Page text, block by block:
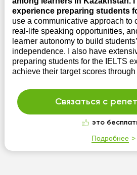
experience preparing students
use a communicative approach to
real-life speaking opportunities,
learner autonomy to build
independence. I also have
preparing students for the IELTS
achieve their target scores through
Связаться с
это
Подробнее